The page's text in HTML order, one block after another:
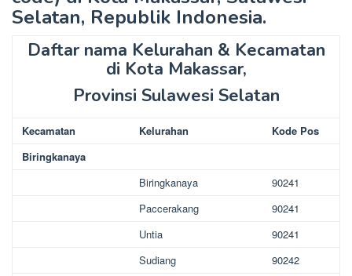
Selatan, Republik Indonesia.
Daftar nama Kelurahan & Kecamatan
di Kota Makassar,
Provinsi Sulawesi Selatan
Kecamatan Kelurahan
Kode Pos
Biringkanaya
Biringkanaya
90241
Paccerakang
90241
Untia
90241
Sudiang
90242